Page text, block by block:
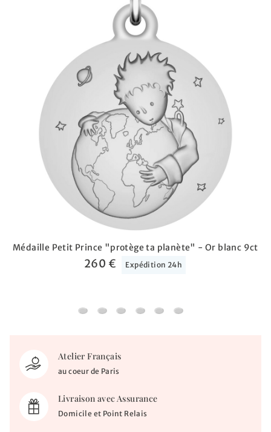
Médaille Petit Prince "protège ta planète" - Or blanc 9ct
260 € Expédition 24h
Médaille Petit Prince "protège ta planète" -
Médaille Petit Prince sur la lune - Or
Médaille Petit Prince ajourée - Or
Médaille Petit Prince au renard
Médaille Petit Prince
Atelier Français
au coeur de Paris
Livraison avec Assurance
Domicile et Point Relais